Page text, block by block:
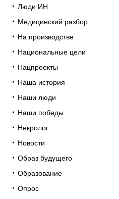
Люди ИН
Медицинский разбор
На производстве
Национальные цели
Нацпроекты
Наша история
Наши люди
Наши победы
Некролог
Новости
Образ будущего
Образование
Опрос